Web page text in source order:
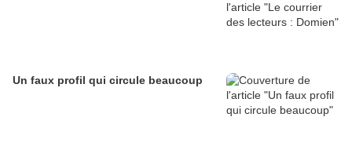
Un faux profil qui circule beaucoup